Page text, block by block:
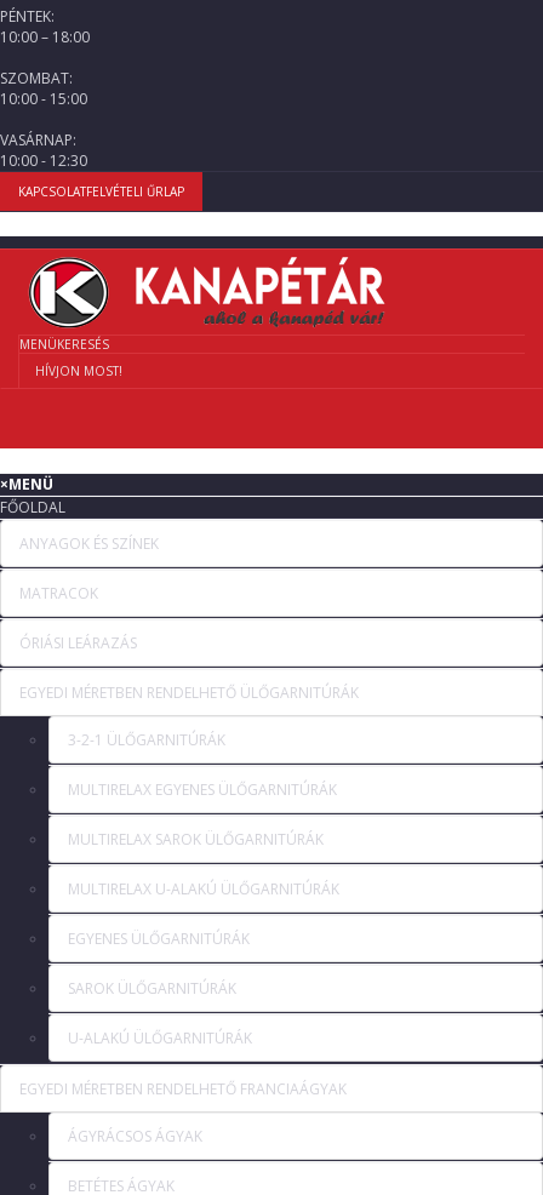
PÉNTEK:
10:00 – 18:00
SZOMBAT:
10:00 - 15:00
VASÁRNAP:
10:00 - 12:30
KAPCSOLATFELVÉTELI ŰRLAP
MENÜKERESÉS
HÍVJON MOST!
×MENÜ
FŐOLDAL
ANYAGOK ÉS SZÍNEK
MATRACOK
ÓRIÁSI LEÁRAZÁS
EGYEDI MÉRETBEN RENDELHETŐ ÜLŐGARNITÚRÁK
3-2-1 ÜLŐGARNITÚRÁK
MULTIRELAX EGYENES ÜLŐGARNITÚRÁK
MULTIRELAX SAROK ÜLŐGARNITÚRÁK
MULTIRELAX U-ALAKÚ ÜLŐGARNITÚRÁK
EGYENES ÜLŐGARNITÚRÁK
SAROK ÜLŐGARNITÚRÁK
U-ALAKÚ ÜLŐGARNITÚRÁK
EGYEDI MÉRETBEN RENDELHETŐ FRANCIAÁGYAK
ÁGYRÁCSOS ÁGYAK
BETÉTES ÁGYAK